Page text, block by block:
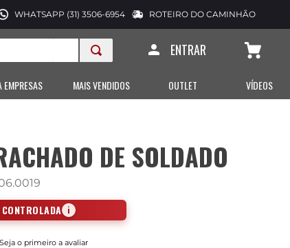
WHATSAPP (31) 3506-6954 ROTEIRO DO CAMINHÃO
ENTRAR
EMPRESAS MAIS VENDIDOS OUTLET VÍDEOS
DE SOLDADO
i
Seja o primeiro a avaliar